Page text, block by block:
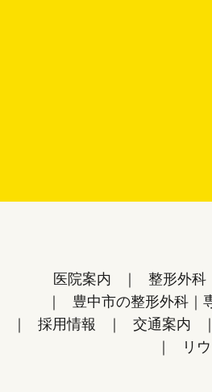
医院案内 整形外科
豊中市の整形外科｜
採用情報
交通案内
リ